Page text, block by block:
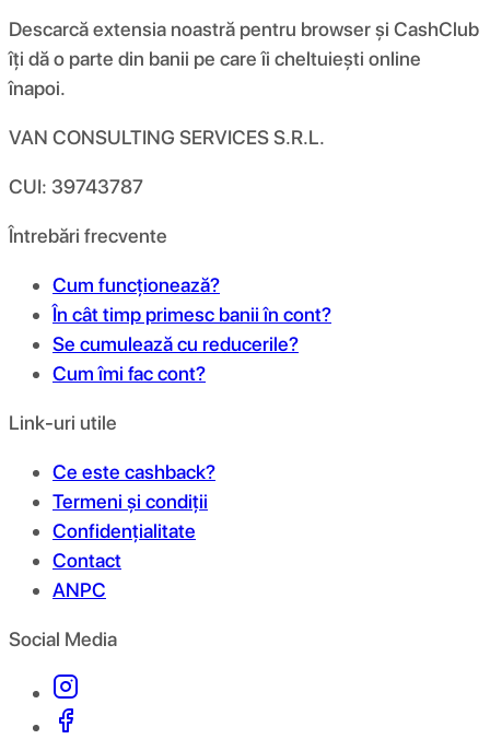
Descarcă extensia noastră pentru browser și CashClub
îți dă o parte din banii pe care îi cheltuiești online
înapoi.
VAN CONSULTING SERVICES S.R.L.
CUI: 39743787
Întrebări frecvente
Cum funcționează?
În cât timp primesc banii în cont?
Se cumulează cu reducerile?
Cum îmi fac cont?
Link-uri utile
Ce este cashback?
Termeni și condiții
Confidențialitate
Contact
ANPC
Social Media